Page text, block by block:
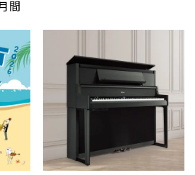
間